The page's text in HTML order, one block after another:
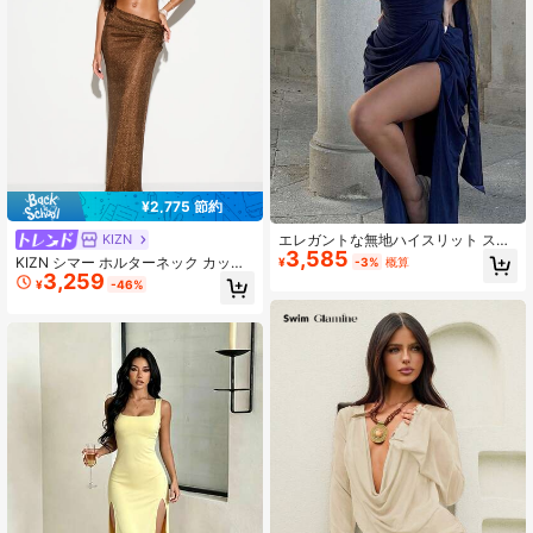
¥2,775 節約
KIZN
KIZN シマー ホルターネック カット
アウト ボディコン マキシドレス、ク
ロスフロントディテール、イブニン
¥3,259 -46%
エレガントな無地ハイスリット スト
ラップレス パーティー イブニングド
レス 夏用
¥3,585 -3% 概算